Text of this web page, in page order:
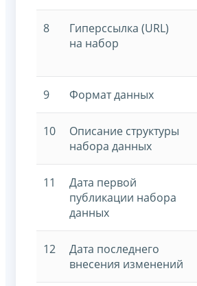
8
Гиперссылка (URL)
на набор
9 Формат данных
10
Описание структуры
набора данных
11
Дата первой
публикации набора
данных
12
Дата последнего
внесения изменений